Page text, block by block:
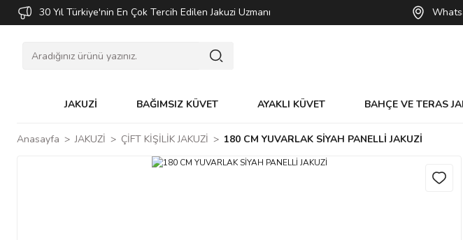
30 Yıl Türkiye'nin En Çok Tercih Edilen Jakuzi Uzmanı
JAKUZİ BAĞIMSIZ KÜVET AYAKLI KÜVET BAHÇE VE TERAS
Anasayfa JAKUZİ ÇİFT KİŞİLİK JAKUZİ 180 CM YUVARLAK SİYAH PANELLİ JAKUZİ